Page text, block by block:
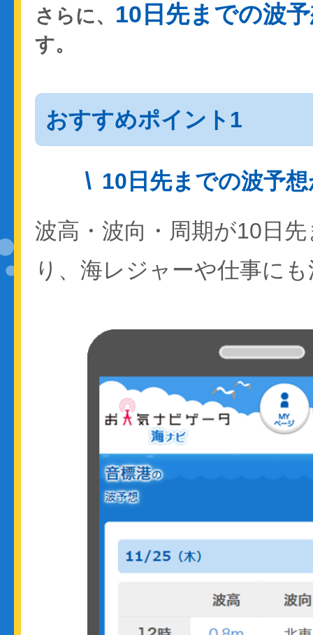
さらに、 10日先までの波
す。
おすすめポイント1
10日先までの波予
波高・波向・周期が10日
り、海レジャーや仕事に